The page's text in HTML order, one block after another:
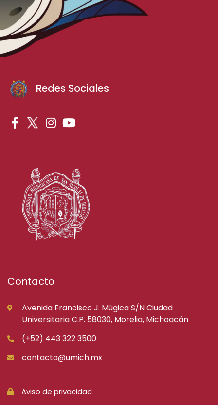
Redes Sociales
Contacto
Avenida Francisco J. Múgica S/N Ciudad
Universitaria C.P. 58030, Morelia, Michoacán
(+52) 443 322 3500
contacto@umich.mx
Aviso de privacidad